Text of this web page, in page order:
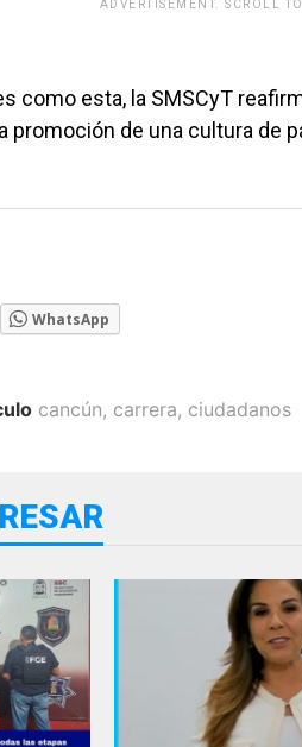
ADVERTISEMENT. SCROLL
como esta, la SMSCyT
promoción de una cultura de
WhatsApp
cancún, carrera, ciudadanos